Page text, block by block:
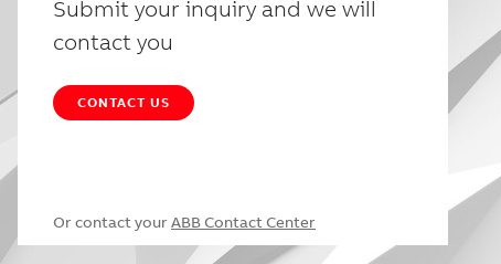
Submit your inquiry and we will
contact you
CONTACT US
Or contact your ABB Contact Center